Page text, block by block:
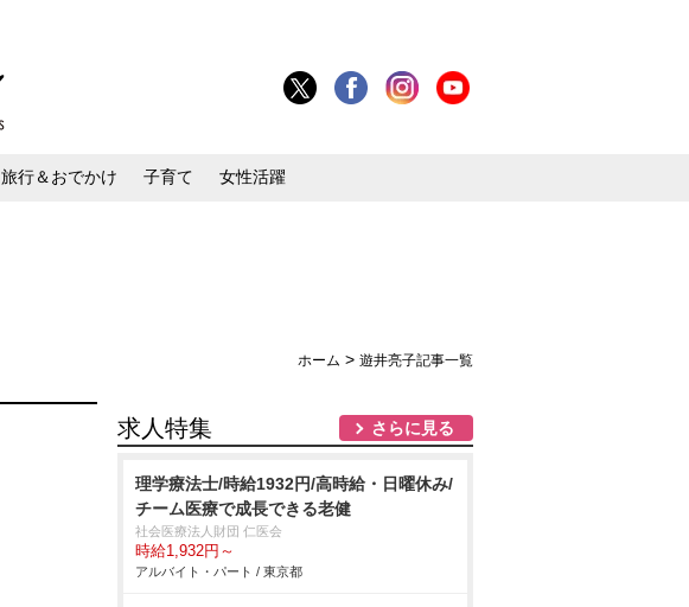
旅行＆おでかけ 子育て 女性活躍
ホーム > 遊井亮子記事一覧
求人特集 さらに見る
理学療法士/時給1932円/高時給・日曜休み/
チーム医療で成長できる老健
社会医療法人財団 仁医会
時給1,932円～
アルバイト・パート / 東京都